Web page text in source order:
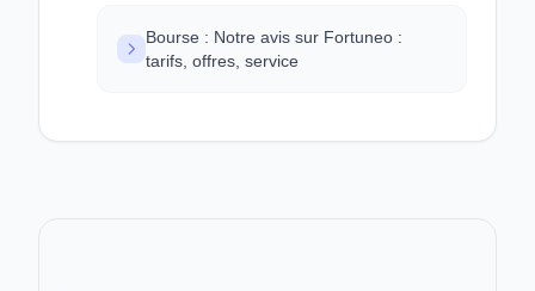
Bourse : Notre avis sur Fortuneo :
tarifs, offres, service